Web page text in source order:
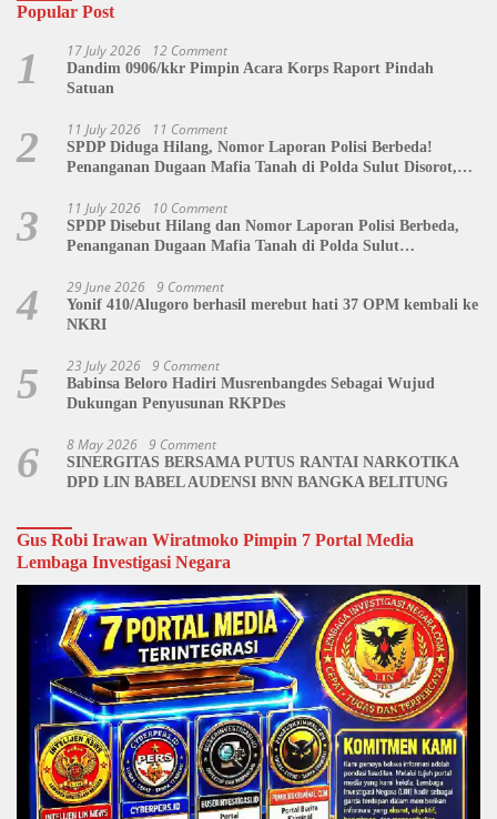
Popular Post
1 17 July 2026 12 Comment
Dandim 0906/kkr Pimpin Acara Korps Raport Pindah
Satuan
2 11 July 2026 11 Comment
SPDP Diduga Hilang, Nomor Laporan Polisi Berbeda!
Penanganan Dugaan Mafia Tanah di Polda Sulut Disorot,
3 11 July 2026 10 Comment
SPDP Disebut Hilang dan Nomor Laporan Polisi Berbeda,
Penanganan Dugaan Mafia Tanah di Polda Sulut
4 29 June 2026 9 Comment
Yonif 410/Alugoro berhasil merebut hati 37 OPM kembali ke
NKRI
5 23 July 2026 9 Comment
Babinsa Beloro Hadiri Musrenbangdes Sebagai Wujud
Dukungan Penyusunan RKPDes
6 8 May 2026 9 Comment
SINERGITAS BERSAMA PUTUS RANTAI NARKOTIKA
DPD LIN BABEL AUDENSI BNN BANGKA BELITUNG
Gus Robi Irawan Wiratmoko Pimpin 7 Portal Media
Lembaga Investigasi Negara
Video
Player